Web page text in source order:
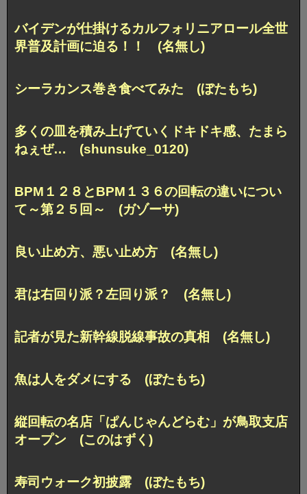
バイデンが仕掛けるカルフォリニアロール全世
界普及計画に迫る！！ (名無し)
シーラカンス巻き食べてみた (ぼたもち)
多くの皿を積み上げていくドキドキ感、たまら
ねぇぜ… (shunsuke_0120)
BPM１２８とBPM１３６の回転の違いについ
て～第２５回～ (ガゾーサ)
良い止め方、悪い止め方 (名無し)
君は右回り派？左回り派？ (名無し)
記者が見た新幹線脱線事故の真相 (名無し)
魚は人をダメにする (ぼたもち)
縦回転の名店「ぱんじゃんどらむ」が鳥取支店
オープン (このはずく)
寿司ウォーク初披露 (ぼたもち)